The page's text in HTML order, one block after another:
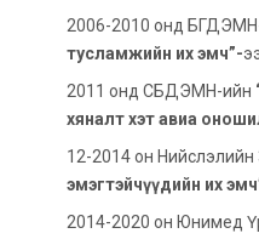
2006-2010 онд
тусламжийн их эмч”-
2011 онд СБДЭМН-ийн
хяналт хэт авиа
12-2014 он
эмэгтэйчүүдийн их
2014-2020 он Юнимед